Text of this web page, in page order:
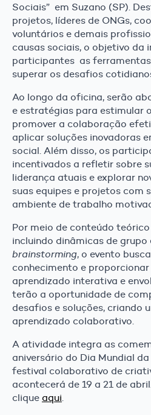
Sociais” em Suzano (SP).
projetos, líderes de ONGs,
voluntários e demais
causas sociais, o objetivo da
participantes as
superar os desafios
Ao longo da oficina, serão
e estratégias para estimular
promover a colaboração
aplicar soluções inovadoras
social. Além disso, os
incentivados a refletir sobre
liderança atuais e explorar
suas equipes e projetos com
ambiente de trabalho
Por meio de conteúdo
incluindo dinâmicas de grupo
brainstorming, o evento
conhecimento e
aprendizado interativa e
terão a oportunidade de
desafios e soluções, criando
aprendizado colaborativo.
A atividade integra as
aniversário do Dia Mundial
festival colaborativo de
acontecerá de 19 a 21 de
clique aqui.